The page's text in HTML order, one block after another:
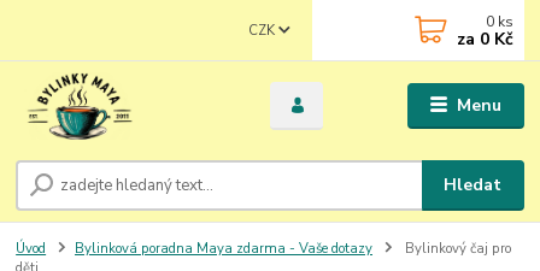
Menu
CZK
Hledat
0 ks
za 0 Kč
Úvod Bylinková poradna Maya zdarma - Vaše dotazy
Bylinkový čaj pro